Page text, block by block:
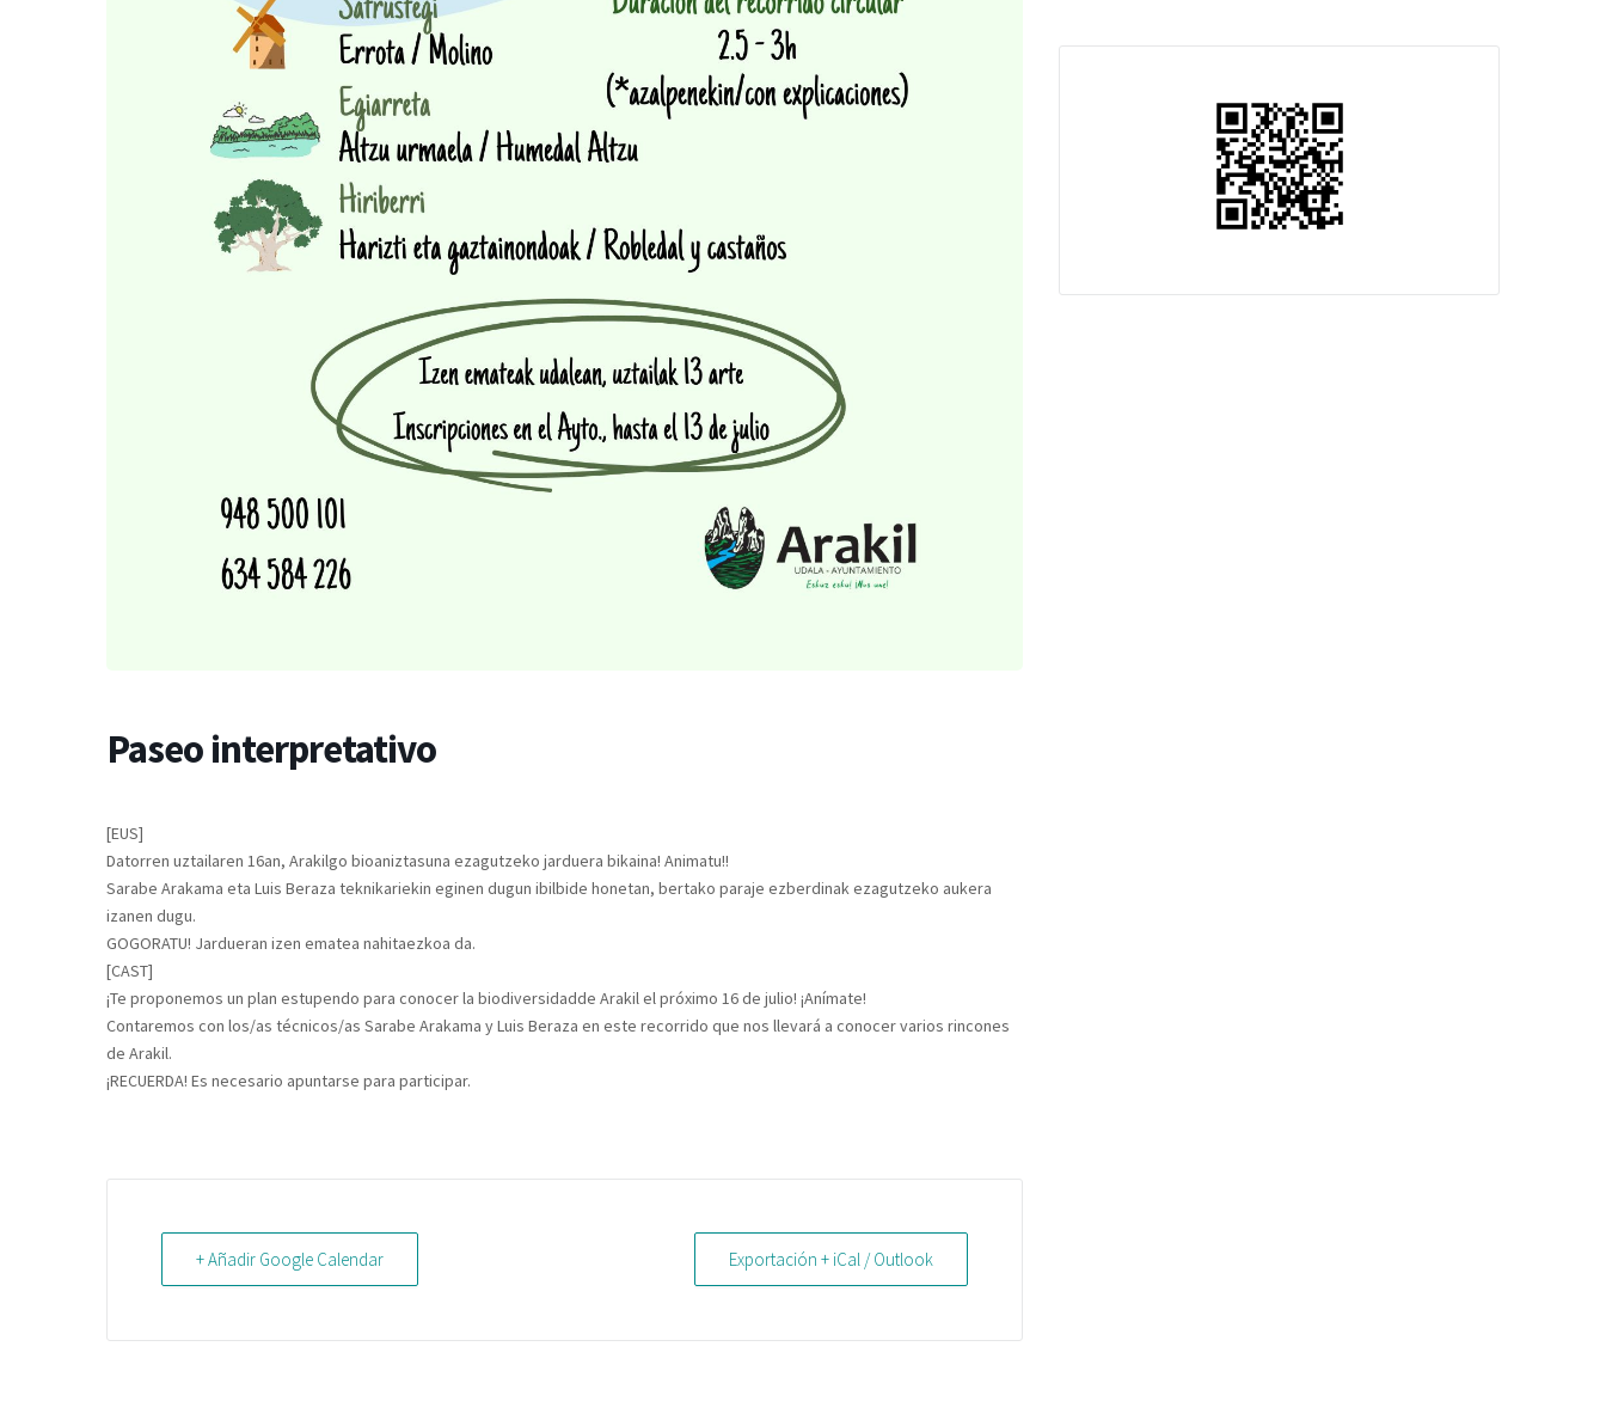
Paseo interpretativo
[EUS]
Datorren uztailaren 16an, Arakilgo bioaniztasuna ezagutzeko jarduera bikaina! Animatu!!
Sarabe Arakama eta Luis Beraza teknikariekin eginen dugun ibilbide honetan, bertako paraje ezberdinak ezagutzeko aukera
izanen dugu.
GOGORATU! Jardueran izen ematea nahitaezkoa da.
[CAST]
¡Te proponemos un plan estupendo para conocer la biodiversidadde Arakil el próximo 16 de julio! ¡Anímate!
Contaremos con los/as técnicos/as Sarabe Arakama y Luis Beraza en este recorrido que nos llevará a conocer varios rincones
de Arakil.
¡RECUERDA! Es necesario apuntarse para participar.
+ Añadir Google Calendar Exportación + iCal / Outlook